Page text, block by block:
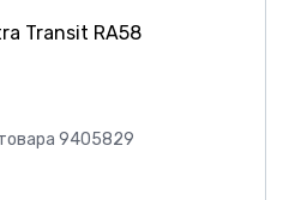
Transit RA58
9405829